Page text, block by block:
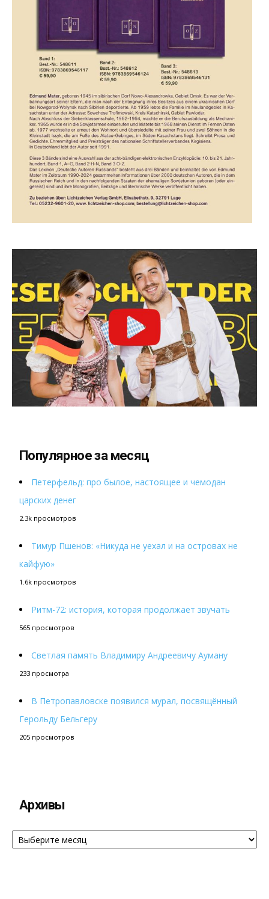
Популярное за месяц
Петерфельд: про былое, настоящее и чемодан
царских денег
2.3k просмотров
Тимур Пшенов: «Никуда не уехал и на островах не
кайфую»
1.6k просмотров
Ритм-72: история, которая продолжает звучать
565 просмотров
Светлая память Владимиру Андреевичу Ауману
233 просмотра
В Петропавловске появился мурал, посвящённый
Герольду Бельгеру
205 просмотров
Архивы
Архивы